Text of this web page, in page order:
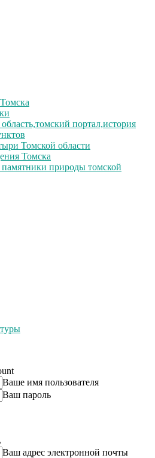
портал,история
Томской области
Томска
памятники природы томской
Ваше имя пользователя
Ваш пароль
Ваш адрес электронной почты